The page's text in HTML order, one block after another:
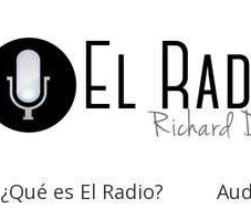
¿Qué es El Radio?